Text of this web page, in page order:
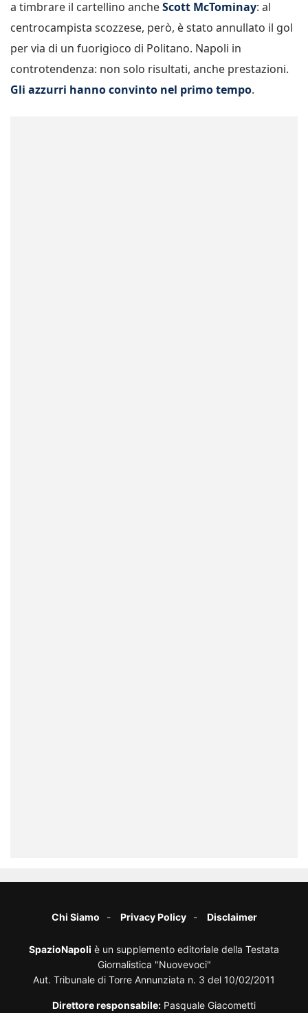
a timbrare il cartellino ancheScott McTominay: al
centrocampista scozzese, però, è stato annullato il gol
per via di un fuorigioco di Politano. Napoli in
controtendenza: non solo risultati, anche prestazioni.
Gli azzurri hanno convinto nel primo tempo.
Chi Siamo Privacy Policy Disclaimer
SpazioNapoli è un supplemento editoriale della Testata
Giornalistica "Nuovevoci"
Aut. Tribunale di Torre Annunziata n. 3 del 10/02/2011
Direttore responsabile: Pasquale Giacometti